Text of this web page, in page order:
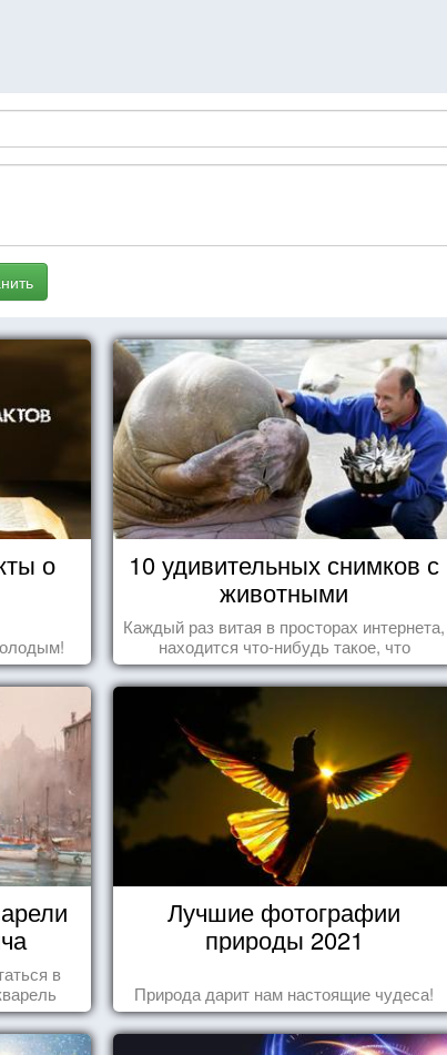
о
10 удивительных снимков с
животными
Каждый раз витая в просторах интернета,
находится что-нибудь такое, что
заставляет улыбнуться, удивиться,
восхититься...
в
Лучшие фотографии
природы 2021
Природа дарит нам настоящие чудеса!